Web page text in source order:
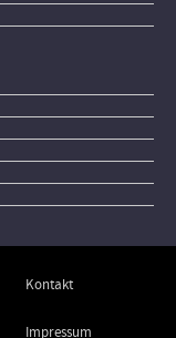
Kontakt
Impressum